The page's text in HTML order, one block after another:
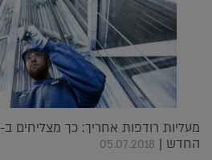
החדש | 05.07.2018